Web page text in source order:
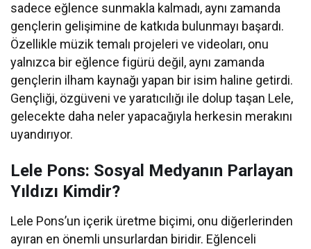
sadece eğlence sunmakla kalmadı, aynı zamanda
gençlerin gelişimine de katkıda bulunmayı başardı.
Özellikle müzik temalı projeleri ve videoları, onu
yalnızca bir eğlence figürü değil, aynı zamanda
gençlerin ilham kaynağı yapan bir isim haline getirdi.
Gençliği, özgüveni ve yaratıcılığı ile dolup taşan Lele,
gelecekte daha neler yapacağıyla herkesin merakını
uyandırıyor.
Lele Pons: Sosyal Medyanın Parlayan
Yıldızı Kimdir?
Lele Pons’un içerik üretme biçimi, onu diğerlerinden
ayıran en önemli unsurlardan biridir. Eğlenceli